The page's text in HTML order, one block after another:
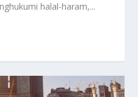
halal-haram,...